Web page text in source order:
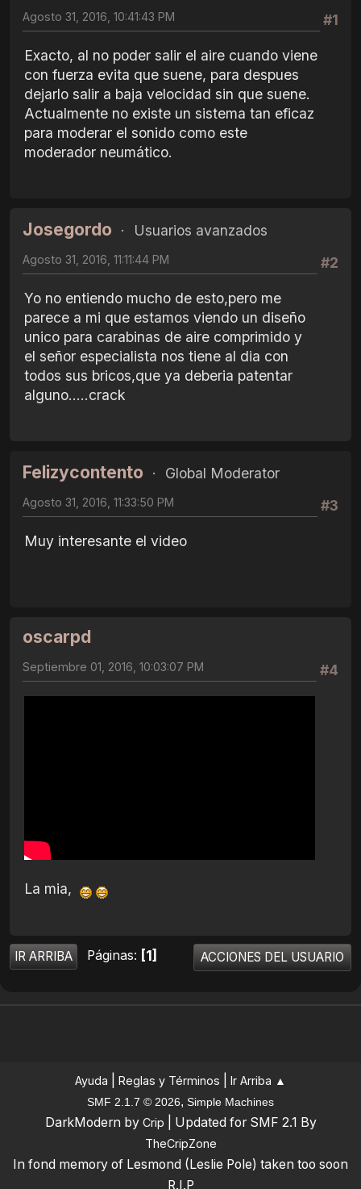
#1
Agosto 31, 2016, 10:41:43 PM
Exacto, al no poder salir el aire cuando viene
con fuerza evita que suene, para despues
dejarlo salir a baja velocidad sin que suene.
Actualmente no existe un sistema tan eficaz
para moderar el sonido como este
moderador neumático.
Josegordo
Usuarios avanzados
#2
Agosto 31, 2016, 11:11:44 PM
Yo no entiendo mucho de esto,pero me
parece a mi que estamos viendo un diseño
unico para carabinas de aire comprimido y
el señor especialista nos tiene al dia con
todos sus bricos,que ya deberia patentar
alguno.....crack
Felizycontento
Global Moderator
#3
Agosto 31, 2016, 11:33:50 PM
Muy interesante el video
oscarpd
#4
Septiembre 01, 2016, 10:03:07 PM
La mia,
IR ARRIBA Páginas 1 ACCIONES DEL USUARIO
Ayuda Reglas y Términos Ir Arriba ▲
SMF 2.1.7 © 2026, Simple Machines
DarkModern by Crip | Updated for SMF 2.1 By
TheCripZone
In fond memory of Lesmond (Leslie Pole) taken too soon
R.I.P